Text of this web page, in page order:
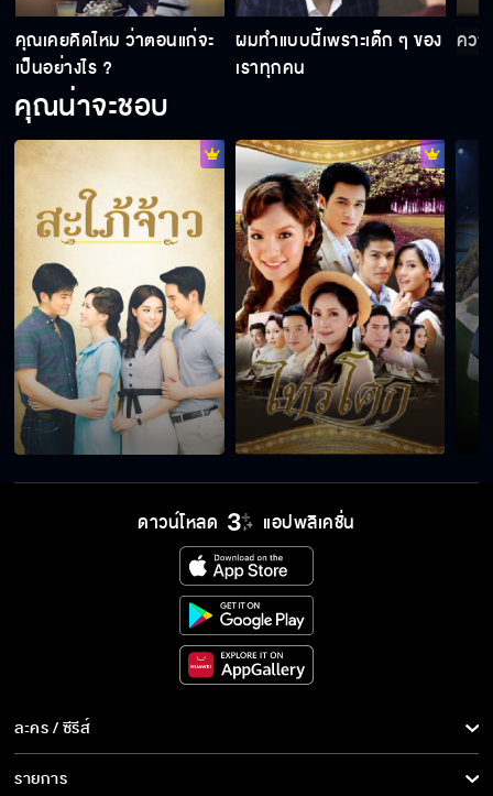
คุณเคยคิดไหม ว่าตอนแก่จะ
เป็นอย่างไร ?
ผมทำแบบนี้เพราะเด็ก ๆ ของ
เราทุกคน
ควา
คุณน่าจะชอบ
ดาวน์โหลด แอปพลิเคชั่น
ละคร / ซีรีส์
ละคร/ซีรีส์
รายการ